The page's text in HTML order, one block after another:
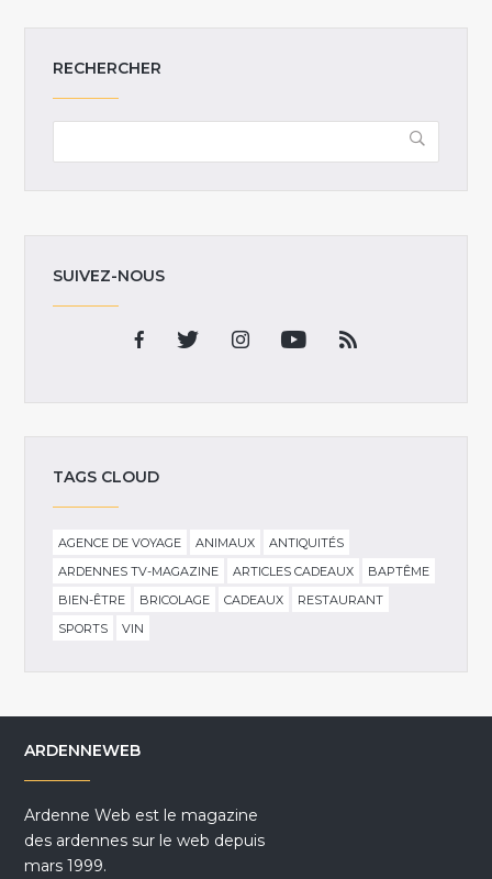
RECHERCHER
SUIVEZ-NOUS
TAGS CLOUD
AGENCE DE VOYAGE ANIMAUX
ANTIQUITÉS
ARDENNES TV-MAGAZINE
ARTICLES CADEAUX
BAPTÊME
BIEN-ÊTRE
BRICOLAGE CADEAUX
RESTAURANT
SPORTS
VIN
ARDENNEWEB
Ardenne Web est le magazine
des ardennes sur le web depuis
mars 1999.